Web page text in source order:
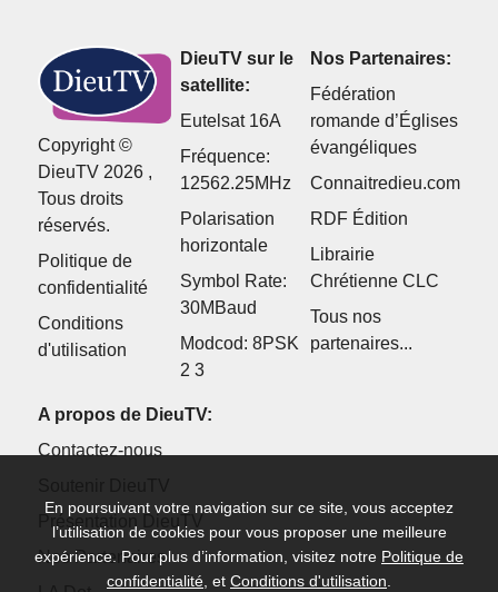
Copyright ©
DieuTV 2026 ,
Tous droits
réservés.
Politique de
confidentialité
Conditions
d'utilisation
DieuTV sur le
satellite:
Eutelsat 16A
Fréquence:
12562.25MHz
Polarisation
horizontale
Symbol Rate:
30MBaud
Modcod: 8PSK
2 3
Nos Partenaires:
Fédération
romande d’Églises
évangéliques
Connaitredieu.com
RDF Édition
Librairie
Chrétienne CLC
Tous nos
partenaires...
A propos de DieuTV:
Contactez-nous
Présentation DieuTV
Nos Partenaires
En poursuivant votre navigation sur ce site, vous acceptez
l’utilisation de cookies pour vous proposer une meilleure
expérience. Pour plus d’information, visitez notre Politique de
confidentialité , et Conditions d'utilisation